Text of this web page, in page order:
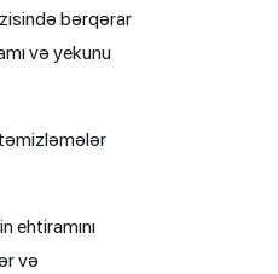
bərqərar
və yekunu
ehtiramını
və